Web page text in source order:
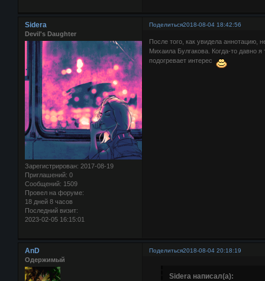
Поделиться2018-08-04 18:42:56
Sidera
Devil's Daughter
Зарегистрирован: 2017-08-19
Приглашений: 0
Сообщений: 1509
Провел на форуме:
18 дней 8 часов
Последний визит:
2023-02-05 16:15:01
После того, как увидела аннотацию,
Михаила Булгакова. Когда-то давно
подогревает интерес
Поделиться2018-08-04 20:18:19
AnD
Одержимый
Sidera написал(а):